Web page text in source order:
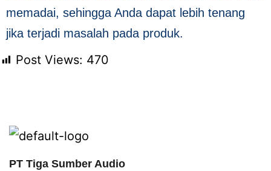
memadai, sehingga Anda dapat lebih tenang
jika terjadi masalah pada produk.
Post Views: 470
PT Tiga Sumber Audio